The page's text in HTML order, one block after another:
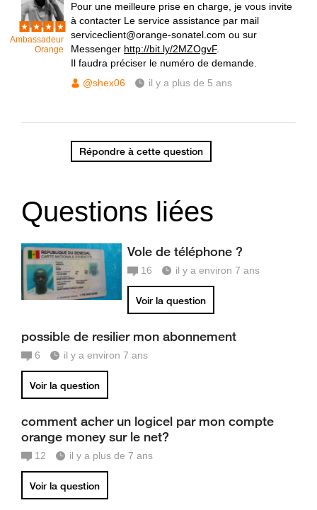
Ambassadeur
Orange
Pour une meilleure prise en charge, je vous invite
à contacter Le service assistance par mail
serviceclient@orange-sonatel.com ou sur
Messenger http://bit.ly/2MZOgvF.
Il faudra préciser le numéro de demande.
@shex06
il y a plus de 5 ans
Répondre à cette question
Questions liées
Vole de téléphone ?
16 il y a environ 7 ans
Voir la question
possible de resilier mon abonnement
6 il y a environ 7 ans
Voir la question
comment acher un logicel par mon compte
orange money sur le net?
12 il y a plus de 7 ans
Voir la question